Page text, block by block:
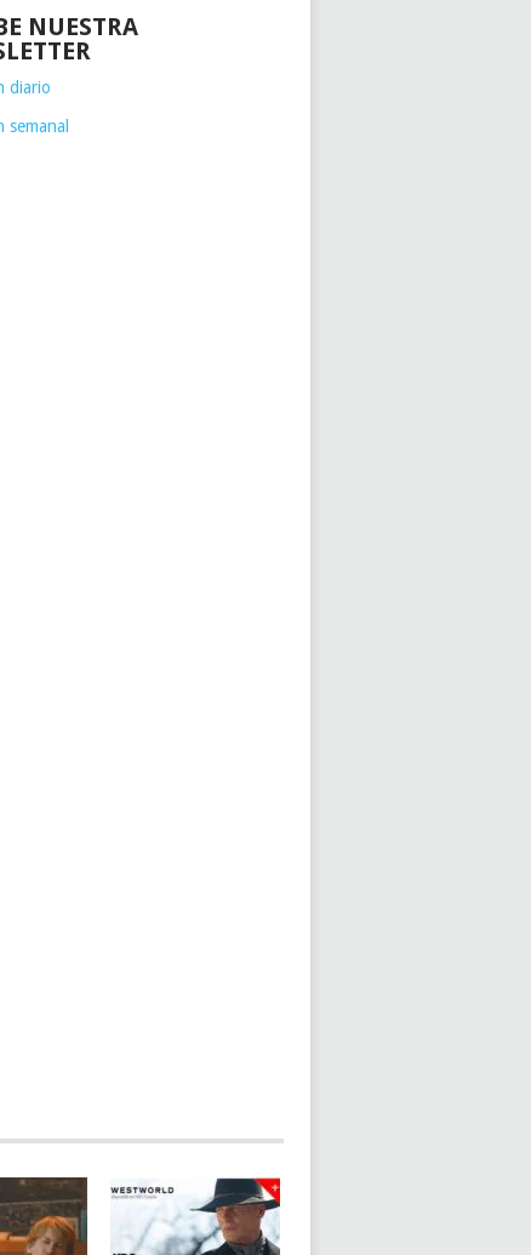
NUESTRA
diario
semanal